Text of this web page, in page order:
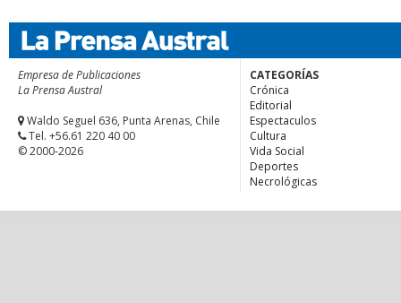
Empresa de Publicaciones
La Prensa Austral
Waldo Seguel 636, Punta Arenas, Chile
Tel. +56.61 220 40 00
© 2000-2026
CATEGORÍAS
Crónica
Editorial
Espectaculos
Cultura
Vida Social
Deportes
Necrológicas